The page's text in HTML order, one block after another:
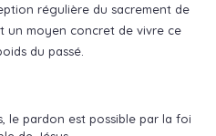
régulière du sacrement de
un moyen concret de vivre ce
du passé.
le pardon est possible par la foi